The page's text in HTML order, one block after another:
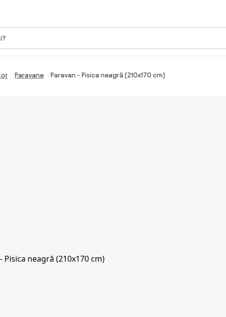
conținutul
Paravane Paravan - Pisica neagră (210x170 cm)